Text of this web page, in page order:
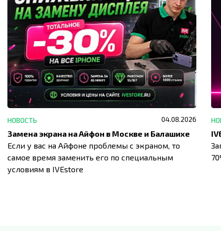
НОВОСТЬ 04.08.2026
Замена экрана на Айфон в Москве и Балашихе
Если у вас на Айфоне проблемы с экраном, то
самое время заменить его по специальным
условиям в IVEstore